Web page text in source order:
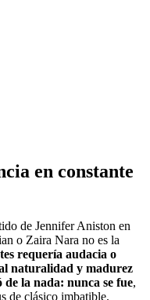
en constante
de Jennifer Aniston en
o Zaira Nara no es la
requería audacia o
naturalidad y madurez
la nada: nunca se fue,
de clásico imbatible.